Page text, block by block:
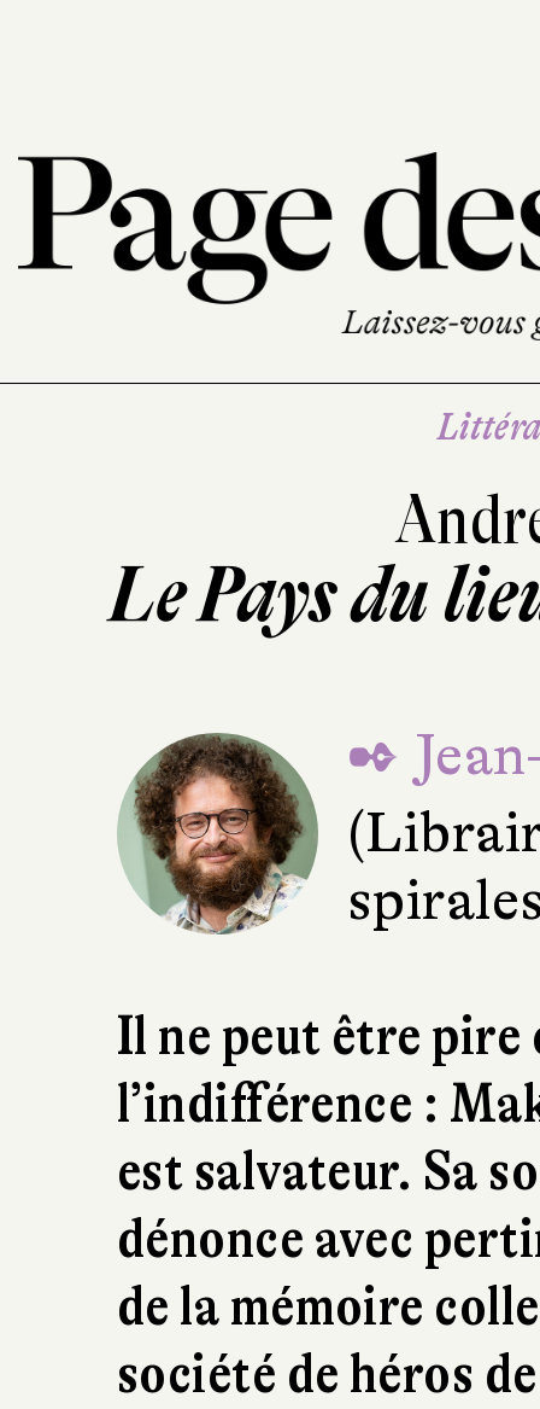
Le Pays du
✒
Il ne peut être pire
l’indifférence :
est salvateur. Sa
dénonce avec
de la mémoire
société de héros